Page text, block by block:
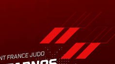
Exporter toutes les colonnes
Exporter uniquement les
Menu